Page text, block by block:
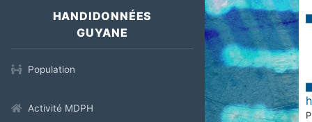
HANDIDONNÉES
GUYANE
Population
Activité MDPH